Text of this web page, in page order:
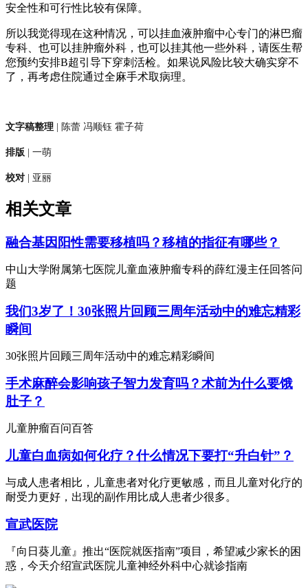
安全性和可行性比较有保障。
所以我觉得现在这种情况，可以挂血液肿瘤中心专门的淋巴瘤
专科、也可以挂肿瘤外科，也可以挂其他一些外科，请医生帮
您预约安排B超引导下穿刺活检。如果说风险比较大确实穿不
了，再考虑住院通过全麻手术取病理。
文字稿整理 | 陈蕾 冯顺钰 霍子荷
排版 | 一萌
校对 | 亚丽
相关文章
融合基因阳性需要移植吗？移植的指征有哪些？
中山大学附属第七医院儿童血液肿瘤专科的薛红漫主任回答问
题
我们3岁了！30张照片回顾三周年活动中的难忘精彩
瞬间
30张照片回顾三周年活动中的难忘精彩瞬间
手术麻醉会影响孩子智力发育吗？术前为什么要饿
肚子？
儿童肿瘤百问百答
儿童白血病如何化疗？什么情况下要打“升白针”？
与成人患者相比，儿童患者对化疗更敏感，而且儿童对化疗的
耐受力更好，出现的副作用比成人患者少很多。
宣武医院
『向日葵儿童』推出“医院就医指南”项目，希望减少家长的困
惑，今天介绍宣武医院儿童神经外科中心就诊指南